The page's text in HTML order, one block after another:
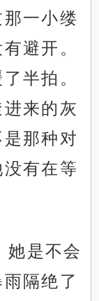
一小缕
避开。
半拍。
来的灰
那种对
有在等
她是不会
隔绝了